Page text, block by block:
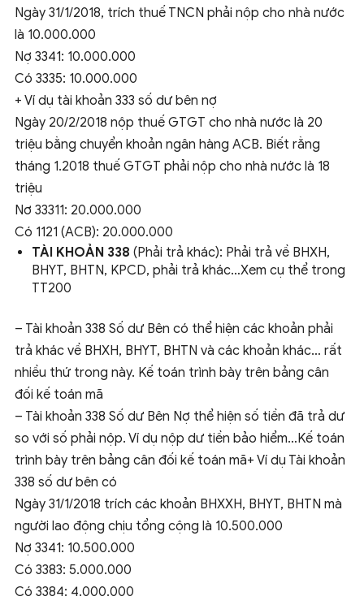
Ngày 31/1/2018, trích thuế TNCN phải nộp cho nhà nước
là 10.000.000
Nợ 3341: 10.000.000
Có 3335: 10.000.000
+ Ví dụ tài khoản 333 số dư bên nợ
Ngày 20/2/2018 nộp thuế GTGT cho nhà nước là 20
triệu bằng chuyển khoản ngân hàng ACB. Biết rằng
tháng 1.2018 thuế GTGT phải nộp cho nhà nước là 18
triệu
Nơ 33311: 20.000.000
Có 1121 (ACB): 20.000.000
TÀI KHOẢN 338 (Phải trả khác): Phải trả về BHXH,
BHYT, BHTN, KPCD, phải trả khác…Xem cụ thể trong
TT200
– Tài khoản 338 Số dư Bên có thể hiện các khoản phải
trả khác về BHXH, BHYT, BHTN và các khoản khác… rất
nhiều thứ trong này. Kế toán trình bày trên bảng cân
đối kế toán mã
– Tài khoản 338 Số dư Bên Nợ thể hiện số tiền đã trả dư
so với số phải nộp. Ví dụ nộp dư tiền bảo hiểm…Kế toán
trình bày trên bảng cân đối kế toán mã+ Ví dụ Tài khoản
338 số dư bên có
Ngày 31/1/2018 trích các khoản BHXXH, BHYT, BHTN mà
người lao động chịu tổng cộng là 10.500.000
Nợ 3341: 10.500.000
Có 3383: 5.000.000
Có 3384: 4.000.000